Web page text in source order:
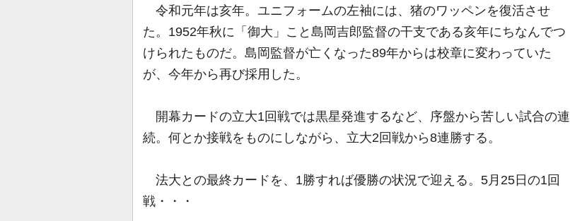
令和元年は亥年。ユニフォームの左袖には、猪のワッペンを復活させ
た。1952年秋に「御大」こと島岡吉郎監督の干支である亥年にちなんでつ
けられたものだ。島岡監督が亡くなった89年からは校章に変わっていた
が、今年から再び採用した。
開幕カードの立大1回戦では黒星発進するなど、序盤から苦しい試合の連
続。何とか接戦をものにしながら、立大2回戦から8連勝する。
法大との最終カードを、1勝すれば優勝の状況で迎える。5月25日の1回
戦・・・